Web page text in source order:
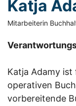
Katja
Mitarbeiterin
Katja Adamy
operativen
vorbereitende